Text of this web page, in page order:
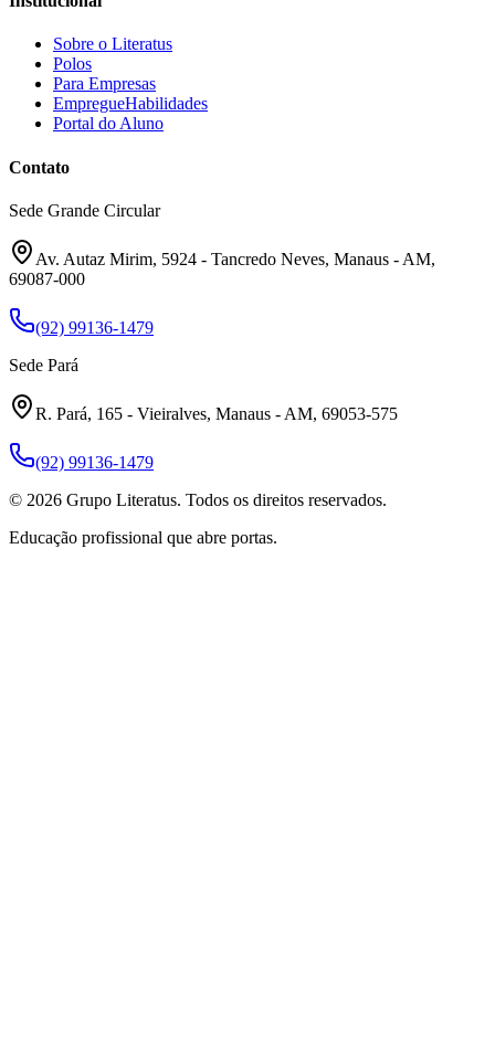
Sobre o Literatus
Polos
Para Empresas
EmpregueHabilidades
Portal do Aluno
Contato
Sede Grande Circular
Av. Autaz Mirim, 5924 - Tancredo Neves, Manaus - AM,
69087-000
(92) 99136-1479
Sede Pará
R. Pará, 165 - Vieiralves, Manaus - AM, 69053-575
(92) 99136-1479
© 2026 Grupo Literatus. Todos os direitos reservados.
Educação profissional que abre portas.